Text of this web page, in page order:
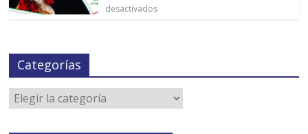
desactivados
Categorías